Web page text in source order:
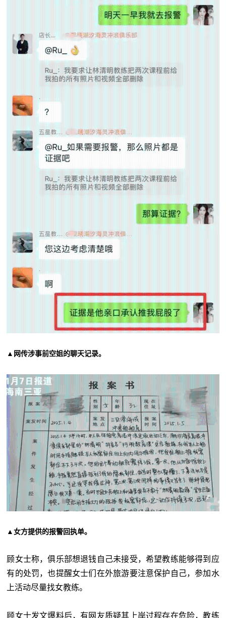
▲网传涉事前空姐的聊天记录。
▲女方提供的报警回执单。
顾女士称，俱乐部想退钱自己未接受，希望教练能够得到应
有的处罚，也提醒女士们在外旅游要注意保护自己，参加水
上活动尽量找女教练。
顾女士发文爆料后，有网友质疑其上岸过程存在危险，教练